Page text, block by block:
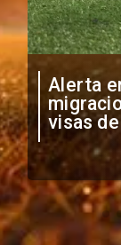
Alerta
visas